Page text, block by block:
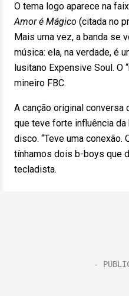
O tema logo aparece na
Amor é Mágico (citada no
Mais uma vez, a banda se
música: ela, na verdade, é
lusitano Expensive Soul. O
mineiro FBC.
A canção original conversa
que teve forte influência da
disco. “Teve uma conexão.
tínhamos dois b-boys que
tecladista.